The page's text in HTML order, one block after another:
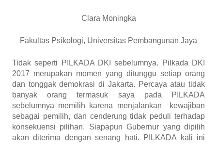
Clara Moningka
Fakultas Psikologi, Universitas Pembangunan Jaya
Tidak seperti PILKADA DKI sebelumnya.
Pilkada DKI
2017 merupakan momen yang ditunggu setiap orang
dan tonggak demokrasi di Jakarta. Percaya atau tidak
banyak orang termasuk
saya
pada PILKADA
sebelumnya memilih karena menjalankan
kewajiban
sebagai pemilih, dan cenderung tidak peduli terhadap
konsekuensi pilihan. Siapapun Gubernur yang dipilih
akan diterima dengan senang
hati. PILKADA kali ini